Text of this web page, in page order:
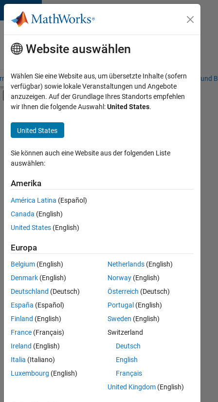
Weiter zum Inhalt
Karriere
bei
MathWorks
– Übersicht Stellensuche Niederlassungen Studierende und
Umschaltung für Off-Canvas-
Hauptinhalt
Commercial Sales
Customer Support
Education Sales
Inside Sales
Sales Operations
Finance and Operations
Human Resources
Legal
+8
Derzeit
es
keine
offenen
Stellen,
Ihren
Suchkriterien
entsprechen.
können
die
Suchkriterien
weiter
fassen
oder
alle
Stellenangebote
anzeigen .
Website auswählen
Wählen Sie eine Website aus, um übersetzte Inhalte (sofern
verfügbar) sowie lokale Veranstaltungen und Angebote
anzuzeigen. Auf der Grundlage Ihres Standorts empfehlen
wir Ihnen die folgende Auswahl:United States.
United States
Sie können auch eine Website aus der folgenden Liste
auswählen:
Amerika
América Latina (Español)
Canada (English)
United States (English)
Europa
Belgium (English)
Denmark (English)
Deutschland (Deutsch)
España (Español)
Finland (English)
France (Français)
Ireland (English)
Italia (Italiano)
Luxembourg (English)
Netherlands(English)
Norway(English)
Österreich (Deutsch)
Portugal (English)
Sweden (English)
Switzerland
Deutsch
English
Français
United Kingdom(English)